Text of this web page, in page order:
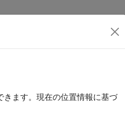
きます。現在の位置情報に基づ